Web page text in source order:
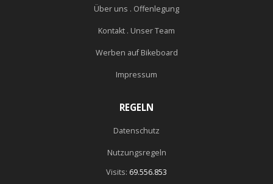
Über uns . Offenlegung
Kontakt . Unser Team
Werben auf Bikeboard
Impressum
REGELN
Datenschutz
Nutzungsregeln
Visits: 69.556.853